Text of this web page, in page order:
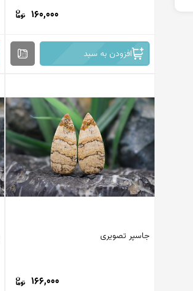
160,000
افزودن به سبد
جاسپر تصویری
166,000